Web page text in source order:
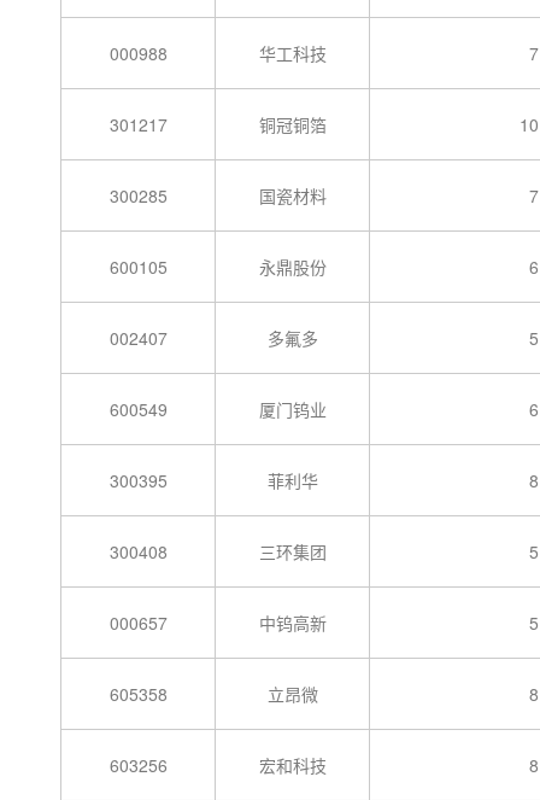
000988 华工科技 7
301217 铜冠铜箔 10
300285 国瓷材料 7
600105 永鼎股份 6
002407 多氟多 5
600549 厦门钨业 6
300395 菲利华 8
300408 三环集团 5
000657 中钨高新 5
605358 立昂微 8
603256 宏和科技 8